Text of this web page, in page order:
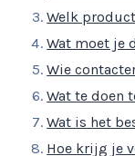
Welk
Wat moet je
Wie
Wat te doen
Wat is het
Hoe krijg je